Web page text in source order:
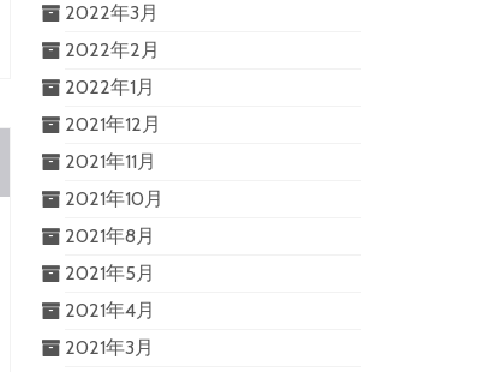
2022年3月
2022年2月
2022年1月
2021年12月
2021年11月
2021年10月
2021年8月
2021年5月
2021年4月
2021年3月